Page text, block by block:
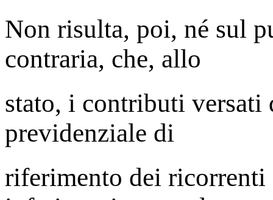
Non risulta, poi, né sul
contraria, che, allo
stato, i contributi versati
previdenziale di
riferimento dei ricorrenti